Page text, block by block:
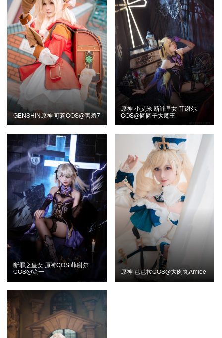
GENSHIN原神 可莉COS@害羞7
原神 小艾米 断罪皇女 菲谢尔
COS@圆圆子大魔王
断罪之皇女 原神COS 菲谢尔
COS@流一
原神 芭芭拉COS@大肉丸Amiee